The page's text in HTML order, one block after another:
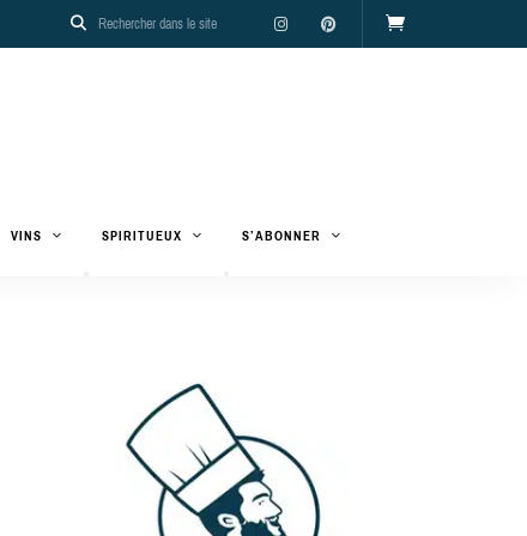
VINS SPIRITUEUX S’ABONNER